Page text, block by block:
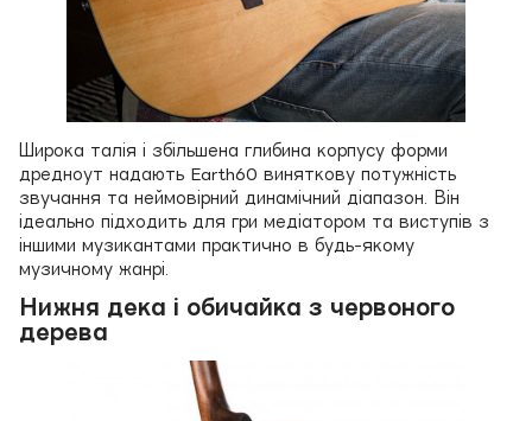
Широка талія і збільшена глибина корпусу форми
дредноут надають Earth60 виняткову потужність
звучання та неймовірний динамічний діапазон. Він
ідеально підходить для гри медіатором та виступів з
іншими музикантами практично в будь-якому
музичному жанрі.
Нижня дека і обичайка з червоного
дерева